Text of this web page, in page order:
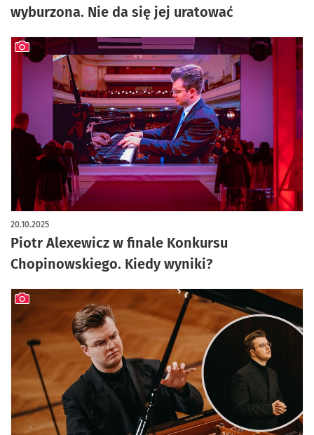
wyburzona. Nie da się jej uratować
Piotr Alexewicz w finale Konkursu
Chopinowskiego. Kiedy wyniki?
20.10.2025
artykuł z galerią zdjęć